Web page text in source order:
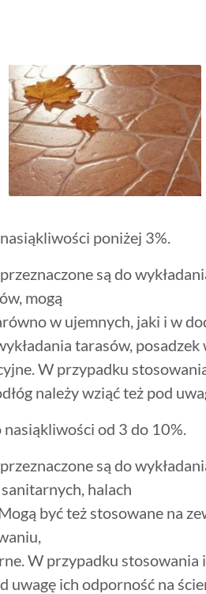
poniżej 3%.
są do
mogą
w ujemnych, jaki i w
tarasów,
W przypadku
należy wziąć też pod
nasiąkliwości od 3 do 10%.
są do
halach
być też stosowane na
W przypadku stosowania
uwagę ich odporność na